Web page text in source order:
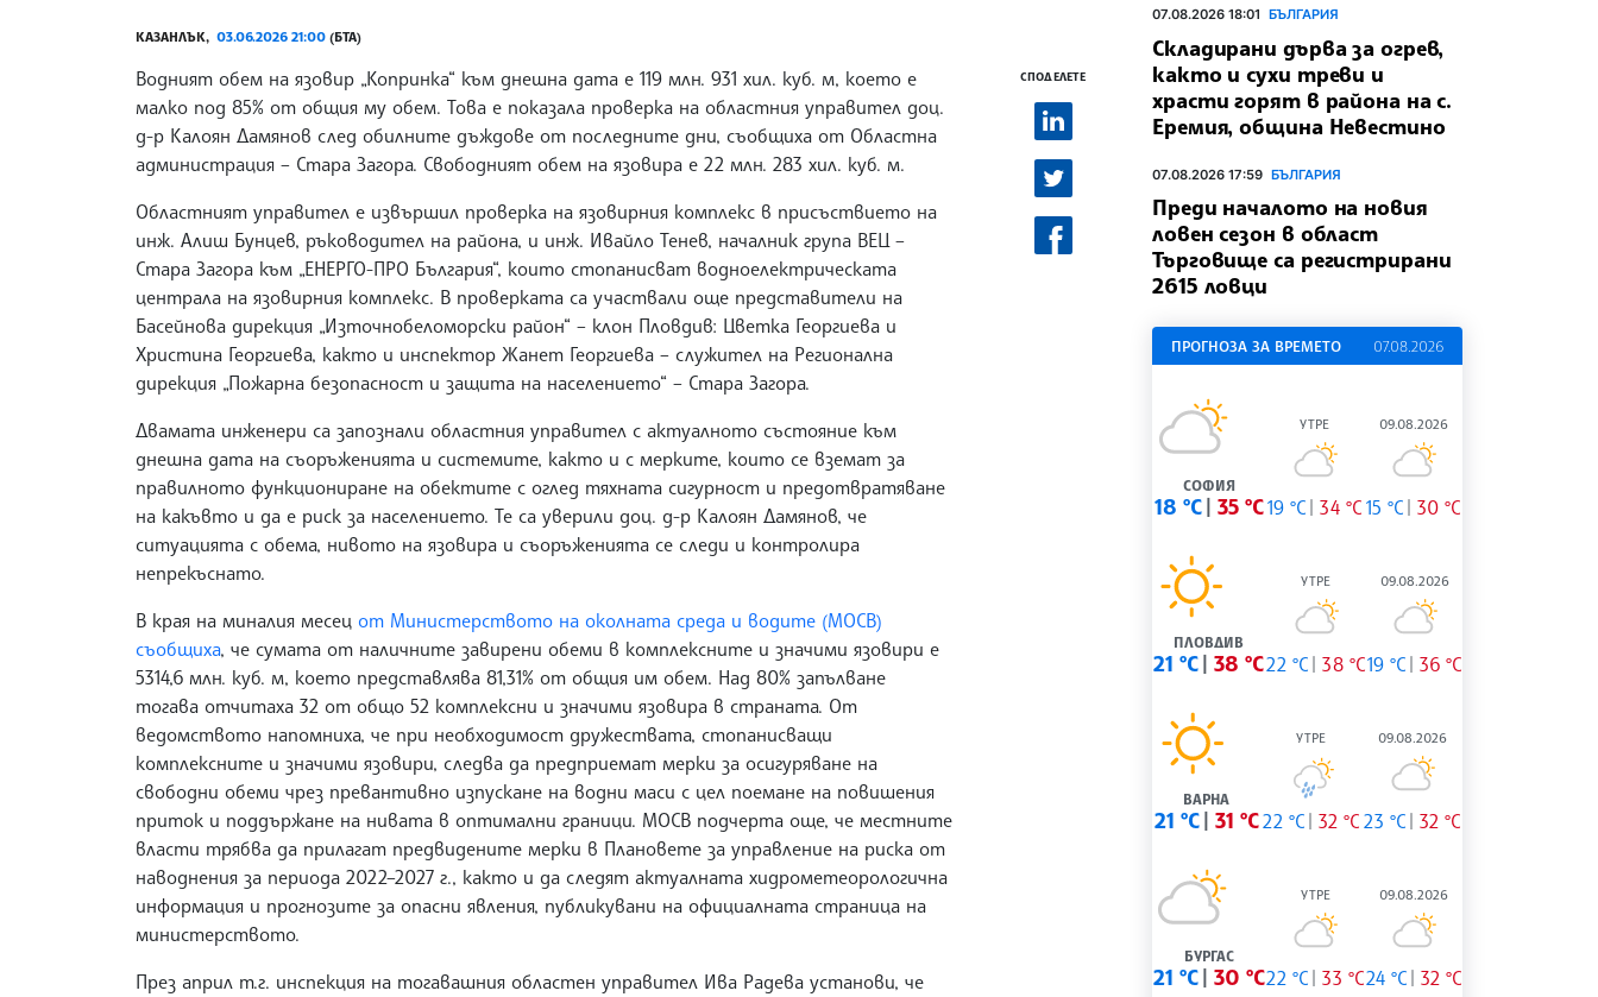
КАЗАНЛЪК, 03.06.2026 21:00 (БТА)
Водният обем на язовир „Копринка“ към днешна дата е 119 млн. 931 хил. куб. м, което е
малко под 85% от общия му обем. Това е показала проверка на областния управител доц.
д-р Калоян Дамянов след обилните дъждове от последните дни, съобщиха от Областна
администрация – Стара Загора. Свободният обем на язовира е 22 млн. 283 хил. куб. м.
Областният управител е извършил проверка на язовирния комплекс в присъствието на
инж. Алиш Бунцев, ръководител на района, и инж. Ивайло Тенев, началник група ВЕЦ –
Стара Загора към „ЕНЕРГО-ПРО България“, които стопанисват водноелектрическата
централа на язовирния комплекс. В проверката са участвали още представители на
Басейнова дирекция „Източнобеломорски район“ – клон Пловдив: Цветка Георгиева и
Христина Георгиева, както и инспектор Жанет Георгиева – служител на Регионална
дирекция „Пожарна безопасност и защита на населението“ – Стара Загора.
Двамата инженери са запознали областния управител с актуалното състояние към
днешна дата на съоръженията и системите, както и с мерките, които се вземат за
правилното функциониране на обектите с оглед тяхната сигурност и предотвратяване
на какъвто и да е риск за населението. Те са уверили доц. д-р Калоян Дамянов, че
ситуацията с обема, нивото на язовира и съоръженията се следи и контролира
непрекъснато.
В края на миналия месец от Министерството на околната среда и водите (МОСВ)
съобщиха, че сумата от наличните завирени обеми в комплексните и значими язовири е
5314,6 млн. куб. м, което представлява 81,31% от общия им обем. Над 80% запълване
тогава отчитаха 32 от общо 52 комплексни и значими язовира в страната. От
ведомството напомниха, че при необходимост дружествата, стопанисващи
комплексните и значими язовири, следва да предприемат мерки за осигуряване на
свободни обеми чрез превантивно изпускане на водни маси с цел поемане на повишения
приток и поддържане на нивата в оптимални граници. МОСВ подчерта още, че местните
власти трябва да прилагат предвидените мерки в Плановете за управление на риска от
наводнения за периода 2022–2027 г., както и да следят актуалната хидрометеорологична
информация и прогнозите за опасни явления, публикувани на официалната страница на
министерството.
През април т.г. инспекция на тогавашния областен управител Ива Радева установи, че
СПОДЕЛЕТЕ
07.08.2026 18:01 БЪЛГАРИЯ
Складирани дърва за огрев,
както и сухи треви и
храсти горят в района на с.
Еремия, община Невестино
07.08.2026 17:59 БЪЛГАРИЯ
Преди началото на новия
ловен сезон в област
Търговище са регистрирани
2615 ловци
ПРОГНОЗА ЗА ВРЕМЕТО 07.08.2026
СОФИЯ
18 °C 35 °C
УТРЕ
19 °C 34 °C
09.08.2026
15 °C 30 °C
ПЛОВДИВ
21 °C 38 °C
УТРЕ
22 °C 38 °C
09.08.2026
19 °C 36 °C
ВАРНА
21 °C 31 °C
УТРЕ
22 °C 32 °C
09.08.2026
23 °C 32 °C
БУРГАС
21 °C 30 °C
УТРЕ
22 °C 33 °C
09.08.2026
24 °C 32 °C